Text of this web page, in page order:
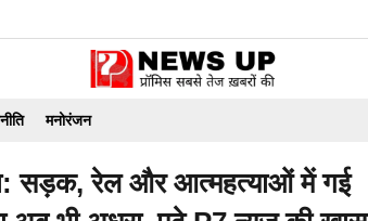
मनोरंजन
सड़क, रेल और आत्महत्याओं में गई